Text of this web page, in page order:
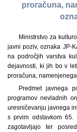
proračuna,
Ministrstvo za
javni poziv, oznaka JP-
na področjih varstva
dejavnosti, ki jih bo v
proračuna,
Predmet javnega
programov nevladnih
uresničevanju javnega
s prvim odstavkom 65.
zagotavljajo ter